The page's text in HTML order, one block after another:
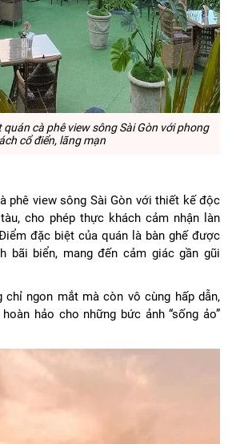
quán cà phê view sông Sài Gòn với phong
cổ điển, lãng mạn
phê view sông Sài Gòn với thiết kế độc
cho phép thực khách cảm nhận làn
đặc biệt của quán là bàn ghế được
bãi biển, mang đến cảm giác gần gũi
ngon mắt mà còn vô cùng hấp dẫn,
hảo cho những bức ảnh “sống ảo”